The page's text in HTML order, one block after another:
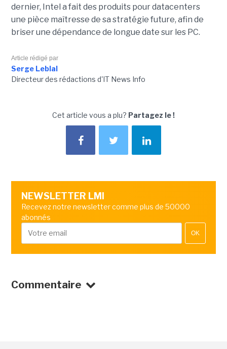
dernier, Intel a fait des produits pour datacenters
une pièce maîtresse de sa stratégie future, afin de
briser une dépendance de longue date sur les PC.
Article rédigé par
Serge Leblal
Directeur des rédactions d'IT News Info
Cet article vous a plu? Partagez le !
NEWSLETTER LMI
Recevez notre newsletter comme plus de 50000
abonnés
OK
Commentaire